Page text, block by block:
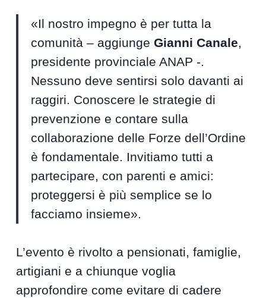
«Il nostro impegno è per tutta la
comunità – aggiungeGianni Canale,
presidente provinciale ANAP -.
Nessuno deve sentirsi solo davanti ai
raggiri. Conoscere le strategie di
prevenzione e contare sulla
collaborazione delle Forze dell’Ordine
è fondamentale. Invitiamo tutti a
partecipare, con parenti e amici:
proteggersi è più semplice se lo
facciamo insieme».
L’evento è rivolto a pensionati, famiglie,
artigiani e a chiunque voglia
approfondire come evitare di cadere